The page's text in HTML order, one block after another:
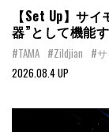
【Set Up】サ
器”として機能
#TAMA #Zildjian #
2026.08.4 UP